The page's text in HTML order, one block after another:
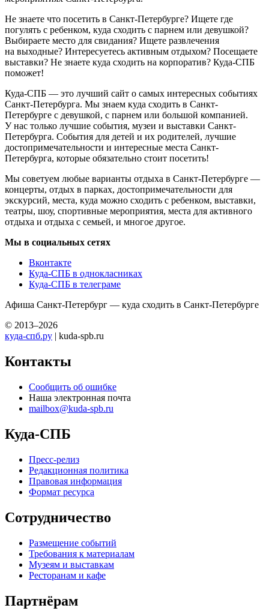
Не знаете что посетить в Санкт-Петербурге? Ищете где
погулять с ребенком, куда сходить с парнем или девушкой?
Выбираете место для свидания? Ищете развлечения
на выходные? Интересуетесь активным отдыхом? Посещаете
выставки? Не знаете куда сходить на корпоратив? Куда-СПБ
поможет!
Куда-СПБ — это лучший сайт о самых интересных событиях
Санкт-Петербурга. Мы знаем куда сходить в Санкт-
Петербурге с девушкой, с парнем или большой компанией.
У нас только лучшие события, музеи и выставки Санкт-
Петербурга. События для детей и их родителей, лучшие
достопримечательности и интересные места Санкт-
Петербурга, которые обязательно стоит посетить!
Мы советуем любые варианты отдыха в Санкт-Петербурге —
концерты, отдых в парках, достопримечательности для
экскурсий, места, куда можно сходить с ребенком, выставки,
театры, шоу, спортивные мероприятия, места для активного
отдыха и отдыха с семьей, и многое другое.
Мы в социальных сетях
Вконтакте
Куда-СПБ в однокласниках
Куда-СПБ в телеграме
Афиша Санкт-Петербург — куда сходить в Санкт-Петербурге
© 2013–2026
куда-спб.ру | kuda-spb.ru
Контакты
Сообщить об ошибке
Наша электронная почта
mailbox@kuda-spb.ru
Куда-СПБ
Пресс-релиз
Редакционная политика
Правовая информация
Формат ресурса
Сотрудничество
Размещение событий
Требования к материалам
Музеям и выставкам
Ресторанам и кафе
Партнёрам